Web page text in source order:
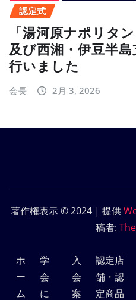
認定式
「湯河原ナポリタ
及び西湘・伊豆半
行いました
会長 2月 3, 2026
著作権表示 © 2024 | 提供
稿者:
ホ
ー
ム
学
会
に
入
会
案
認定店
舗・認
定商品